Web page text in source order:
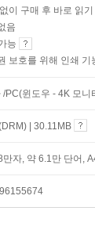
이 구매 후 바로 읽기
음
능
보호를 위해 인쇄 기
/PC(윈도우 - 4K 모
| 30.11MB
만자, 약 6.1만 단어,